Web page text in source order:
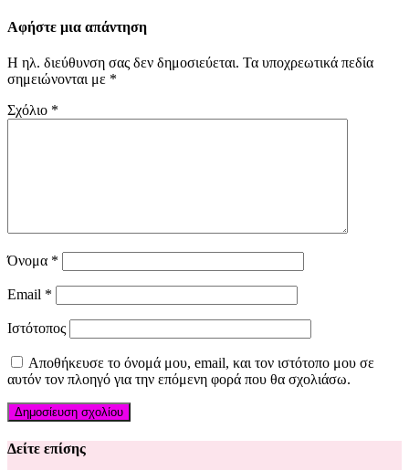
Αφήστε μια απάντηση
Η ηλ. διεύθυνση σας δεν δημοσιεύεται. Τα υποχρεωτικά πεδία
σημειώνονται με *
Σχόλιο *
Όνομα *
Email *
Ιστότοπος
Αποθήκευσε το όνομά μου, email, και τον ιστότοπο μου σε
αυτόν τον πλοηγό για την επόμενη φορά που θα σχολιάσω.
Δείτε επίσης